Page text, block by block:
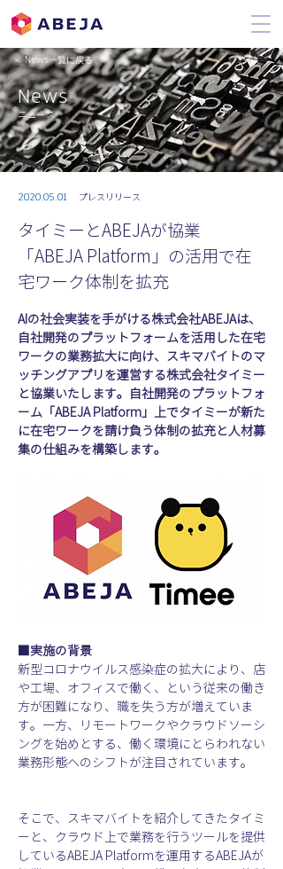
＜ News一覧に戻る
News
ニュース
2020.05.01 プレスリリース
タイミーとABEJAが協業
「ABEJA Platform」の活用で在
宅ワーク体制を拡充
AIの社会実装を手がける株式会社ABEJAは、
自社開発のプラットフォームを活用した在宅
ワークの業務拡大に向け、スキマバイトのマ
ッチングアプリを運営する株式会社タイミー
と協業いたします。自社開発のプラットフォ
ーム「ABEJA Platform」上でタイミーが新た
に在宅ワークを請け負う体制の拡充と人材募
集の仕組みを構築します。
■実施の背景
新型コロナウイルス感染症の拡大により、店
や工場、オフィスで働く、という従来の働き
方が困難になり、職を失う方が増えていま
す。一方、リモートワークやクラウドソーシ
ングを始めとする、働く環境にとらわれない
業務形態へのシフトが注目されています。
そこで、スキマバイトを紹介してきたタイミ
ーと、クラウド上で業務を行うツールを提供
しているABEJA Platformを運用するABEJAが